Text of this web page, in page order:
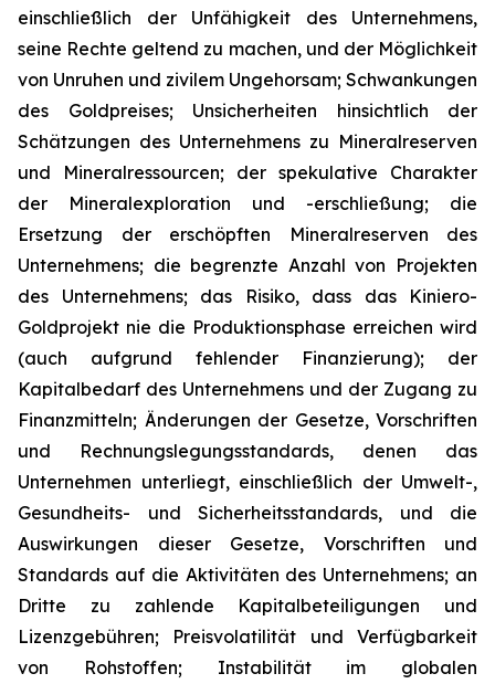
einschließlich der Unfähigkeit des Unternehmens,
seine Rechte geltend zu machen, und der Möglichkeit
von Unruhen und zivilem Ungehorsam; Schwankungen
des Goldpreises; Unsicherheiten hinsichtlich der
Schätzungen des Unternehmens zu Mineralreserven
und Mineralressourcen; der spekulative Charakter
der Mineralexploration und -erschließung; die
Ersetzung der erschöpften Mineralreserven des
Unternehmens; die begrenzte Anzahl von Projekten
des Unternehmens; das Risiko, dass das Kiniero-
Goldprojekt nie die Produktionsphase erreichen wird
(auch aufgrund fehlender Finanzierung); der
Kapitalbedarf des Unternehmens und der Zugang zu
Finanzmitteln; Änderungen der Gesetze, Vorschriften
und Rechnungslegungsstandards, denen das
Unternehmen unterliegt, einschließlich der Umwelt-,
Gesundheits- und Sicherheitsstandards, und die
Auswirkungen dieser Gesetze, Vorschriften und
Standards auf die Aktivitäten des Unternehmens; an
Dritte zu zahlende Kapitalbeteiligungen und
Lizenzgebühren; Preisvolatilität und Verfügbarkeit
von Rohstoffen; Instabilität im globalen